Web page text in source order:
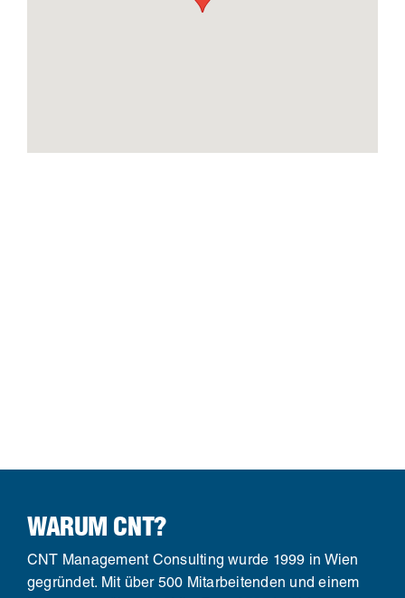
WARUM CNT?
CNT Management Consulting wurde 1999 in Wien
gegründet. Mit über 500 Mitarbeitenden und einem